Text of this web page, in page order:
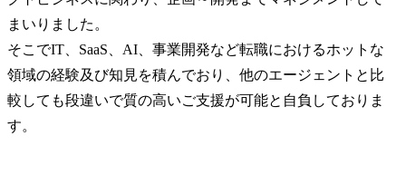
まいりました。
そこでIT、SaaS、AI、事業開発など転職におけるホットな
領域の経験及び知見を積んでおり、他のエージェントと比
較しても段違いで質の高いご支援が可能と自負しておりま
す。